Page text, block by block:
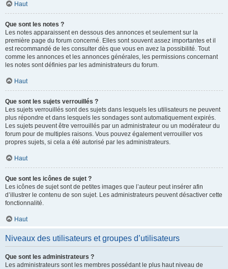
Haut
Que sont les notes ?
Les notes apparaissent en dessous des annonces et seulement sur la
première page du forum concerné. Elles sont souvent assez importantes et il
est recommandé de les consulter dès que vous en avez la possibilité. Tout
comme les annonces et les annonces générales, les permissions concernant
les notes sont définies par les administrateurs du forum.
Haut
Que sont les sujets verrouillés ?
Les sujets verrouillés sont des sujets dans lesquels les utilisateurs ne peuvent
plus répondre et dans lesquels les sondages sont automatiquement expirés.
Les sujets peuvent être verrouillés par un administrateur ou un modérateur du
forum pour de multiples raisons. Vous pouvez également verrouiller vos
propres sujets, si cela a été autorisé par les administrateurs.
Haut
Que sont les icônes de sujet ?
Les icônes de sujet sont de petites images que l’auteur peut insérer afin
d’illustrer le contenu de son sujet. Les administrateurs peuvent désactiver cette
fonctionnalité.
Haut
Niveaux des utilisateurs et groupes d’utilisateurs
Que sont les administrateurs ?
Les administrateurs sont les membres possédant le plus haut niveau de